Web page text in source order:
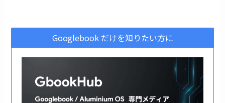
Googlebook だけを知りたい方に